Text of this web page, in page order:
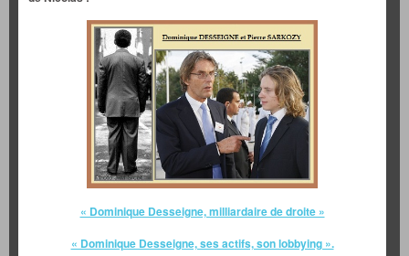
« Dominique Desseigne, milliardaire de droite »
« Dominique Desseigne, ses actifs, son lobbying ».